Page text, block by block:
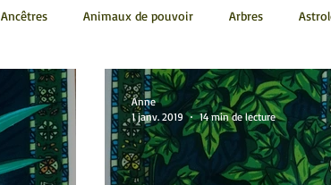
Ancêtres Animaux de pouvoir Arbres
Conscience Continuum Corps humain
Géométrie sacrée Guides Littérature
Anne
1 janv. 2019
14 min de lecture